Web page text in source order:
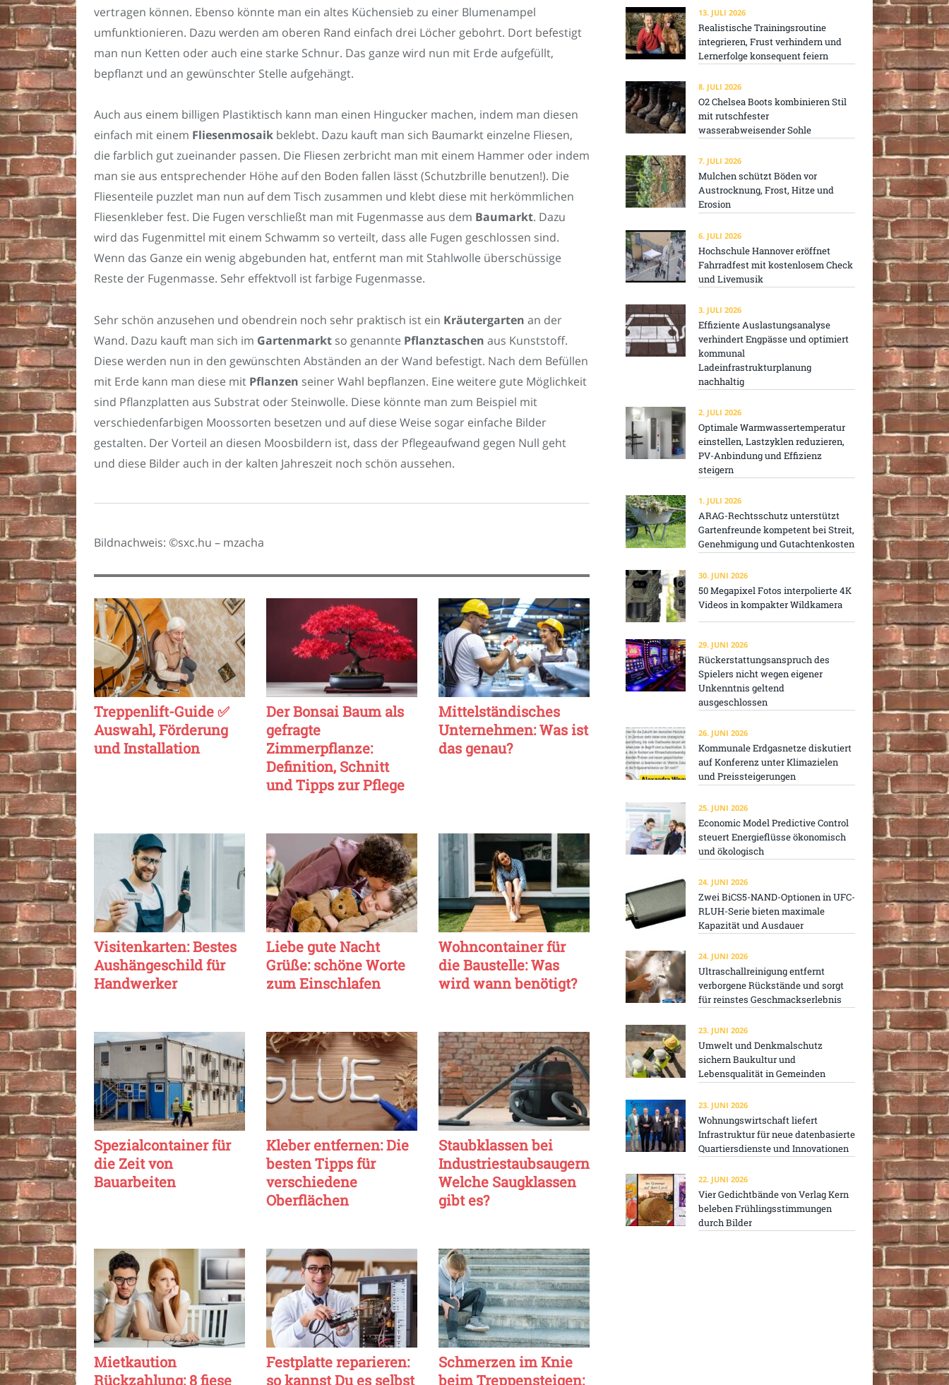
vertragen können. Ebenso könnte man ein altes Küchensieb zu einer Blumenampel
umfunktionieren. Dazu werden am oberen Rand einfach drei Löcher gebohrt. Dort befestigt
man nun Ketten oder auch eine starke Schnur. Das ganze wird nun mit Erde aufgefüllt,
bepflanzt und an gewünschter Stelle aufgehängt.
Auch aus einem billigen Plastiktisch kann man einen Hingucker machen, indem man diesen
einfach mit einem Fliesenmosaik beklebt. Dazu kauft man sich Baumarkt einzelne Fliesen,
die farblich gut zueinander passen. Die Fliesen zerbricht man mit einem Hammer oder indem
man sie aus entsprechender Höhe auf den Boden fallen lässt (Schutzbrille benutzen!). Die
Fliesenteile puzzlet man nun auf dem Tisch zusammen und klebt diese mit herkömmlichen
Fliesenkleber fest. Die Fugen verschließt man mit Fugenmasse aus dem Baumarkt. Dazu
wird das Fugenmittel mit einem Schwamm so verteilt, dass alle Fugen geschlossen sind.
Wenn das Ganze ein wenig abgebunden hat, entfernt man mit Stahlwolle überschüssige
Reste der Fugenmasse. Sehr effektvoll ist farbige Fugenmasse.
Sehr schön anzusehen und obendrein noch sehr praktisch ist ein Kräutergarten an der
Wand. Dazu kauft man sich im Gartenmarkt so genannte Pflanztaschen aus Kunststoff.
Diese werden nun in den gewünschten Abständen an der Wand befestigt. Nach dem Befüllen
mit Erde kann man diese mit Pflanzen seiner Wahl bepflanzen. Eine weitere gute Möglichkeit
sind Pflanzplatten aus Substrat oder Steinwolle. Diese könnte man zum Beispiel mit
verschiedenfarbigen Moossorten besetzen und auf diese Weise sogar einfache Bilder
gestalten. Der Vorteil an diesen Moosbildern ist, dass der Pflegeaufwand gegen Null geht
und diese Bilder auch in der kalten Jahreszeit noch schön aussehen.
Bildnachweis: ©sxc.hu – mzacha
Treppenlift-Guide ✅
Auswahl, Förderung
und Installation
Der Bonsai Baum als
gefragte
Zimmerpflanze:
Definition, Schnitt
und Tipps zur Pflege
Mittelständisches
Unternehmen: Was ist
das genau?
Visitenkarten: Bestes
Aushängeschild für
Handwerker
Liebe gute Nacht
Grüße: schöne Worte
zum Einschlafen
Wohncontainer für
die Baustelle: Was
wird wann benötigt?
Spezialcontainer für
die Zeit von
Bauarbeiten
Kleber entfernen: Die
besten Tipps für
verschiedene
Oberflächen
Staubklassen bei
Industriestaubsaugern:
Welche Saugklassen
gibt es?
Mietkaution
Rückzahlung: 8 fiese
Festplatte reparieren:
so kannst Du es selbst
Schmerzen im Knie
beim Treppensteigen:
13. JULI 2026
Realistische Trainingsroutine
integrieren, Frust verhindern und
Lernerfolge konsequent feiern
8. JULI 2026
O2 Chelsea Boots kombinieren Stil
mit rutschfester
wasserabweisender Sohle
7. JULI 2026
Mulchen schützt Böden vor
Austrocknung, Frost, Hitze und
Erosion
6. JULI 2026
Hochschule Hannover eröffnet
Fahrradfest mit kostenlosem Check
und Livemusik
3. JULI 2026
Effiziente Auslastungsanalyse
verhindert Engpässe und optimiert
kommunal
Ladeinfrastrukturplanung
nachhaltig
2. JULI 2026
Optimale Warmwassertemperatur
einstellen, Lastzyklen reduzieren,
PV-Anbindung und Effizienz
steigern
1. JULI 2026
ARAG-Rechtsschutz unterstützt
Gartenfreunde kompetent bei Streit,
Genehmigung und Gutachtenkosten
30. JUNI 2026
50 Megapixel Fotos interpolierte 4K
Videos in kompakter Wildkamera
29. JUNI 2026
Rückerstattungsanspruch des
Spielers nicht wegen eigener
Unkenntnis geltend
ausgeschlossen
26. JUNI 2026
Kommunale Erdgasnetze diskutiert
auf Konferenz unter Klimazielen
und Preissteigerungen
25. JUNI 2026
Economic Model Predictive Control
steuert Energieflüsse ökonomisch
und ökologisch
24. JUNI 2026
Zwei BiCS5-NAND-Optionen in UFC-
RLUH-Serie bieten maximale
Kapazität und Ausdauer
24. JUNI 2026
Ultraschallreinigung entfernt
verborgene Rückstände und sorgt
für reinstes Geschmackserlebnis
23. JUNI 2026
Umwelt und Denkmalschutz
sichern Baukultur und
Lebensqualität in Gemeinden
23. JUNI 2026
Wohnungswirtschaft liefert
Infrastruktur für neue datenbasierte
Quartiersdienste und Innovationen
22. JUNI 2026
Vier Gedichtbände von Verlag Kern
beleben Frühlingsstimmungen
durch Bilder